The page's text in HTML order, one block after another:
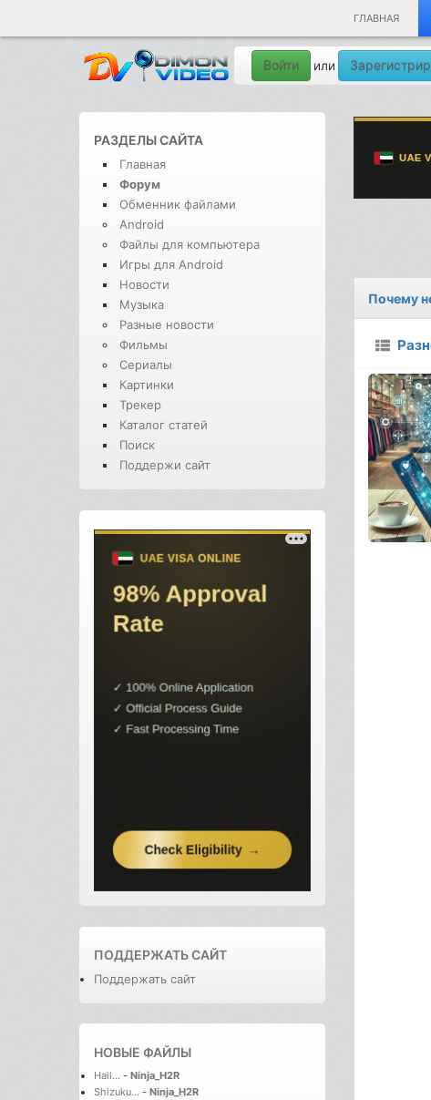
ГЛАВНАЯ
Войти или
РАЗДЕЛЫ САЙТА
Главная
Форум
Обменник файлами
Android
Файлы для компьютера
Игры для Android
Новости
Музыка
Разные новости
Фильмы
Сериалы
Картинки
Трекер
Каталог статей
Поиск
Поддержи сайт
ПОДДЕРЖАТЬ САЙТ
Поддержать сайт
НОВЫЕ ФАЙЛЫ
Hail... - Ninja_H2R
Shizuku... - Ninja_H2R
Почему